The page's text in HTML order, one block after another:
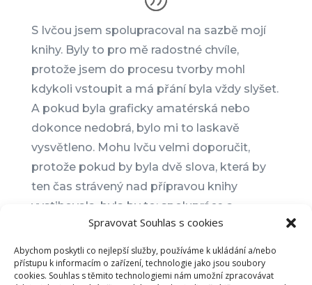
Spravovat Souhlas s cookies
Abychom poskytli co nejlepší služby, používáme k ukládání a/nebo
přístupu k informacím o zařízení, technologie jako jsou soubory
cookies. Souhlas s těmito technologiemi nám umožní zpracovávat
S Ivčou jsem spolupracoval na sazbě mojí
knihy. Byly to pro mě radostné chvíle,
protože jsem do procesu tvorby mohl
kdykoli vstoupit a má přání byla vždy slyšet.
A pokud byla graficky amatérská nebo
dokonce nedobrá, bylo mi to laskavě
vysvětleno. Mohu Ivču velmi doporučit,
protože pokud by byla dvě slova, která by
ten čas strávený nad přípravou knihy
vystihovala, byla by to: spolupráce a
vyladění. Děkuji.
Josef Porsch